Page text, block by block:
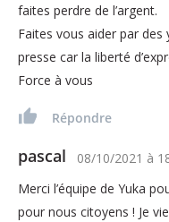
faites perdre de l’argent.
Faites vous aider par
presse car la liberté
Force à vous
Répondre
pascal 08/10/2021 à
Merci l’équipe de Yuka
pour nous citoyens ! Je